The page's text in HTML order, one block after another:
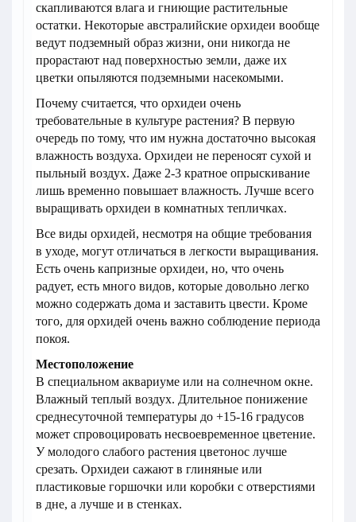
скапливаются влага и гниющие растительные
остатки. Некоторые австралийские орхидеи вообще
ведут подземный образ жизни, они никогда не
прорастают над поверхностью земли, даже их
цветки опыляются подземными насекомыми.
Почему считается, что орхидеи очень
требовательные в культуре растения? В первую
очередь по тому, что им нужна достаточно высокая
влажность воздуха. Орхидеи не переносят сухой и
пыльный воздух. Даже 2-3 кратное опрыскивание
лишь временно повышает влажность. Лучше всего
выращивать орхидеи в комнатных тепличках.
Все виды орхидей, несмотря на общие требования
в уходе, могут отличаться в легкости выращивания.
Есть очень капризные орхидеи, но, что очень
радует, есть много видов, которые довольно легко
можно содержать дома и заставить цвести. Кроме
того, для орхидей очень важно соблюдение периода
покоя.
Местоположение
В специальном аквариуме или на солнечном окне.
Влажный теплый воздух. Длительное понижение
среднесуточной температуры до +15-16 градусов
может спровоцировать несвоевременное цветение.
У молодого слабого растения цветонос лучше
срезать. Орхидеи сажают в глиняные или
пластиковые горшочки или коробки с отверстиями
в дне, а лучше и в стенках.